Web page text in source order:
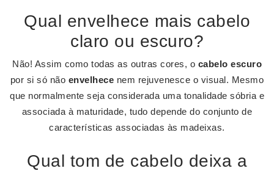
Qual envelhece mais cabelo
claro ou escuro?
Não! Assim como todas as outras cores, o cabelo escuro
por si só não envelhece nem rejuvenesce o visual. Mesmo
que normalmente seja considerada uma tonalidade sóbria e
associada à maturidade, tudo depende do conjunto de
características associadas às madeixas.
Qual tom de cabelo deixa a